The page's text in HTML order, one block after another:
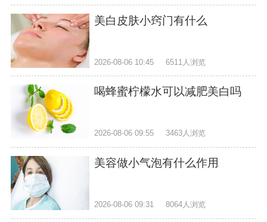
美白皮肤小窍门有什么
2026-08-06 10:45 6511人浏览
喝蜂蜜柠檬水可以减肥美白吗
2026-08-06 09:55 3463人浏览
美容做小气泡有什么作用
2026-08-06 09:31 8064人浏览